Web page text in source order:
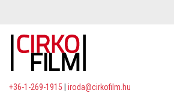
+36-1-269-1915
iroda@cirkofilm.hu